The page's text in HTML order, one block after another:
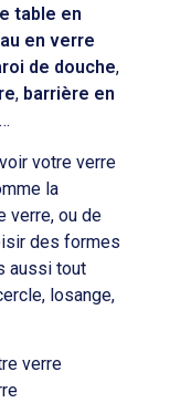
table en
en verre
de douche,
, barrière en
…
votre verre
la
verre, ou de
des formes
aussi tout
losange,
verre